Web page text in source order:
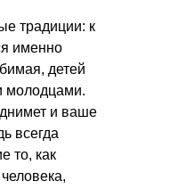
традиции: к
именно
детей
молодцами.
и ваше
всегда
то, как